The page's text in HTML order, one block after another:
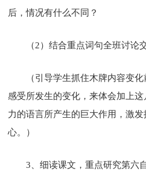
后，情况有什么不同？
（2）结合重点词句全班讨论
（引导学生抓住木牌内容变
感受所发生的变化，来体会加上
力的语言所产生的巨大作用，激
心。）
3、细读课文，重点研究第六